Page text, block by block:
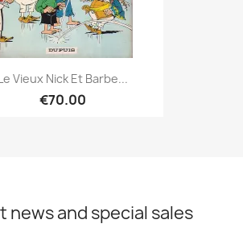
Vieux Nick Et Barbe...
€70.00
news and special sales